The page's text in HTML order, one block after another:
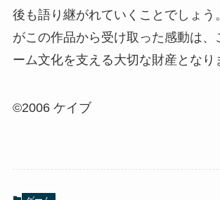
後も語り継がれていくことでしょう
がこの作品から受け取った感動は、
ーム文化を支える大切な財産となり
©2006 ケイブ